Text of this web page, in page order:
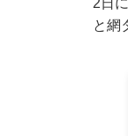
2日
と網